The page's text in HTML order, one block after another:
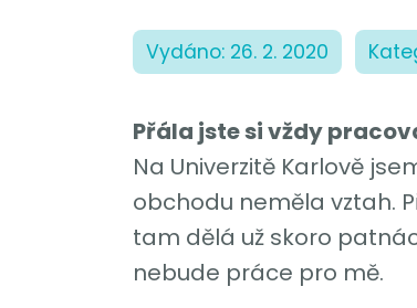
Vydáno: 26. 2. 2020
Přála jste si vždy
Na Univerzitě Karlově
obchodu neměla vztah.
tam dělá už skoro
nebude práce pro mě.